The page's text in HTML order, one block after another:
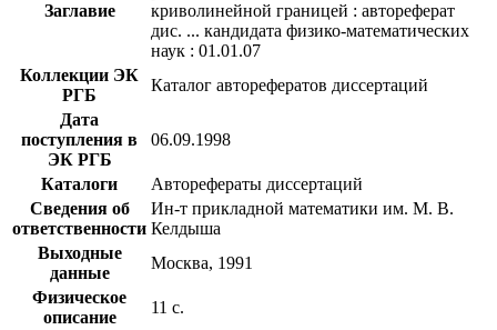
Заглавие
криволинейной границей : автореферат
дис. ... кандидата физико-математических
наук : 01.01.07
Коллекции ЭК
РГБ
Каталог авторефератов диссертаций
Дата
поступления в
ЭК РГБ
06.09.1998
Каталоги
Авторефераты диссертаций
Сведения об
ответственности
Ин-т прикладной математики им. М. В.
Келдыша
Выходные
данные
Москва, 1991
Физическое
описание
11 с.